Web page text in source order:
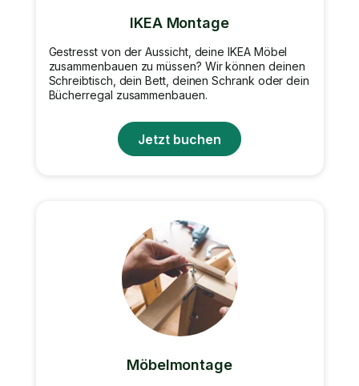
IKEA Montage
Gestresst von der Aussicht, deine IKEA Möbel
zusammenbauen zu müssen? Wir können deinen
Schreibtisch, dein Bett, deinen Schrank oder dein
Bücherregal zusammenbauen.
Jetzt buchen
Möbelmontage